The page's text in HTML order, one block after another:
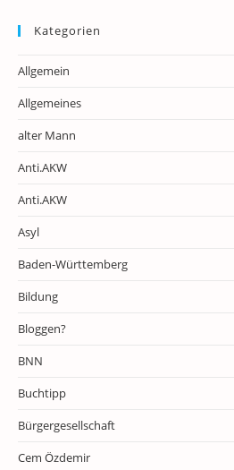
Kategorien
Allgemein
Allgemeines
alter Mann
Anti.AKW
Anti.AKW
Asyl
Baden-Württemberg
Bildung
Bloggen?
BNN
Buchtipp
Bürgergesellschaft
Cem Özdemir